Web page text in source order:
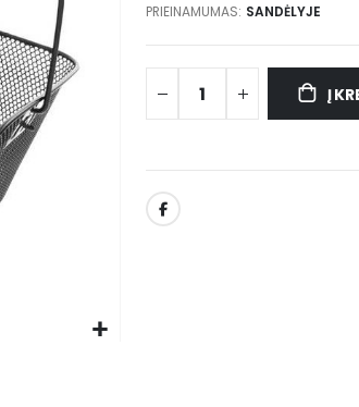
PRIEINAMUMAS: SANDĖLYJE
Į